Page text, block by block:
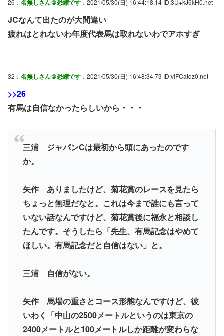
26： 名無しさん＠恐縮です ：2021/05/30(日) 16:44:18.14 ID:3U+kJ6kH0.net
JCなんて出たのが大間違い
疲れはとれないわ年度代表馬は取れないわでアホすぎ
32： 名無しさん＠恐縮です ：2021/05/30(日) 16:48:34.73 ID:viFCatqz0.net
>>26
有馬は自信なかったらしいから・・・
三浦 ジャパンCは最初から頭にあったのです
か。
矢作 ありましたけど、菊花賞のレースを見たら
ちょっと無理だなと。これは今まで誰にも言って
いない話なんですけど、菊花賞後に福永と相談し
たんです。そうしたら「先生、有馬記念はやめて
ほしい。有馬記念だと自信はない」と。
三浦 自信がない。
矢作 馬場の重さとコース形態なんですけど、彼
いわく「中山の2500メートルというのは東京の
2400メートルと100メートルしか距離が変わらな